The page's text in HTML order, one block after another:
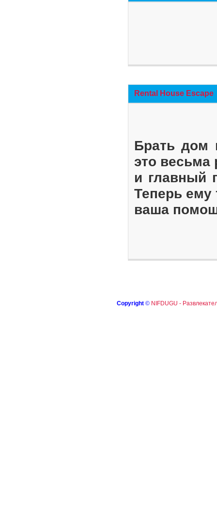
Rental House Escape
Брать дом
это весьма
и главный
Теперь ему
ваша
Copyright © NIFDUGU -